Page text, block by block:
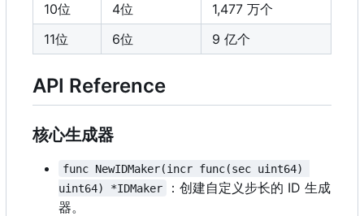
10位
4位
1,477 万个
11位
6位 9 亿个
API Reference
核心生成器
func NewIDMaker(incr func(sec uint64)
uint64) *IDMaker
：创建自定义步长的 ID 生成
器。